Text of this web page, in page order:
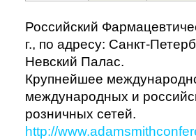
Российский
г., по адресу: Санкт-
Невский Палас.
Крупнейшее
международных и
розничных сетей.
http://